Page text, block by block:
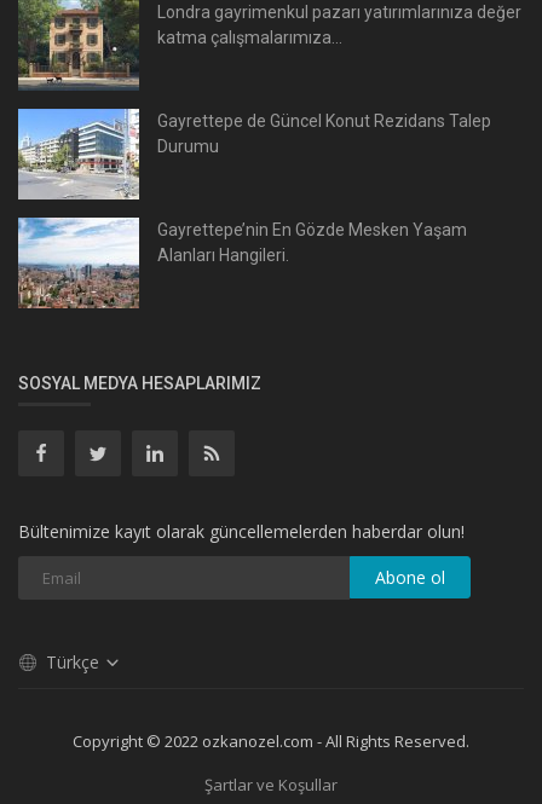
Londra gayrimenkul pazarı yatırımlarınıza değer
katma çalışmalarımıza...
Gayrettepe de Güncel Konut Rezidans Talep
Durumu
Gayrettepe’nin En Gözde Mesken Yaşam
Alanları Hangileri.
SOSYAL MEDYA HESAPLARIMIZ
Bültenimize kayıt olarak güncellemelerden haberdar olun!
Abone ol
Türkçe
Copyright © 2022 ozkanozel.com - All Rights Reserved.
Şartlar ve Koşullar